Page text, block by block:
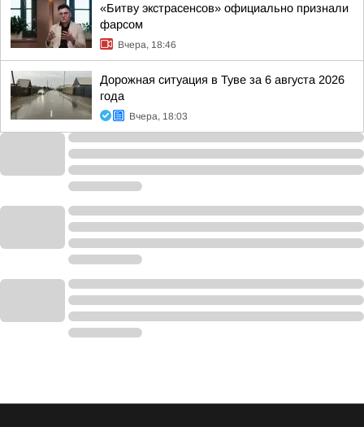
«Битву экстрасенсов» официально признали
фарсом
Вчера, 18:46
Дорожная ситуация в Туве за 6 августа 2026
года
Вчера, 18:03